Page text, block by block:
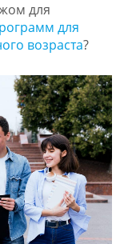
для
для
возраста?